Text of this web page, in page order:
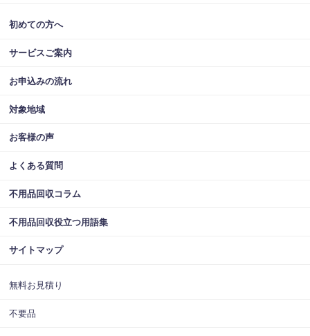
初めての方へ
サービスご案内
お申込みの流れ
対象地域
お客様の声
よくある質問
不用品回収コラム
不用品回収役立つ用語集
サイトマップ
無料お見積り
不要品